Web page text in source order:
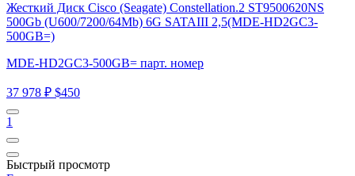
Жесткий Диск Cisco (Seagate) Constellation.2 ST9500620NS
500Gb (U600/7200/64Mb) 6G SATAIII 2,5(MDE-HD2GC3-
500GB=)
MDE-HD2GC3-500GB= парт. номер
37 978 ₽ $450
1
Быстрый просмотр